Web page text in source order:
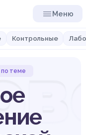
Меню
Контрольные
по теме